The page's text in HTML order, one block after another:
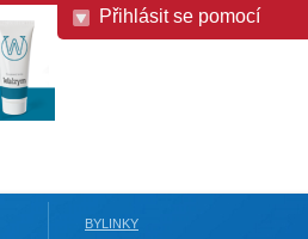
Přihlásit se pomocí
BYLINKY